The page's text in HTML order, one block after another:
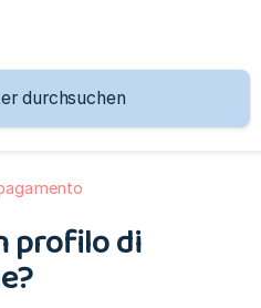
profilo di